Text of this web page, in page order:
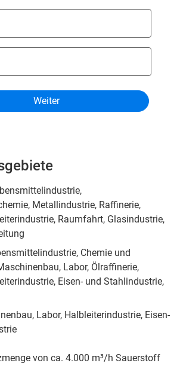
Metallindustrie, Raffinerie,
Raumfahrt, Glasindustrie,
Chemie und
Labor, Ölraffinerie,
Eisen- und Stahlindustrie,
Labor, Halbleiterindustrie, Eisen-
von ca. 4.000 m³/h Sauerstoff